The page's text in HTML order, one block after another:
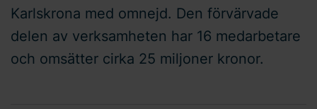
Karlskrona med omnejd. Den förvärvade
delen av verksamheten har 16 medarbetare
och omsätter cirka 25 miljoner kronor.